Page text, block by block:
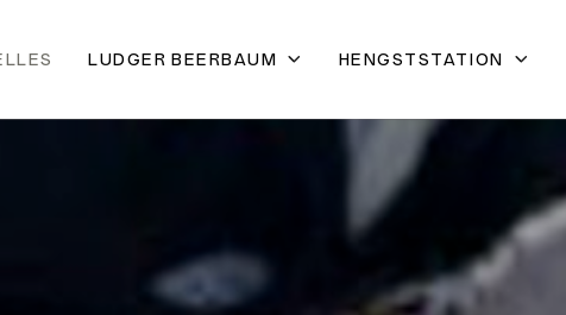
LUDGER BEERBAUM HENGSTSTATION